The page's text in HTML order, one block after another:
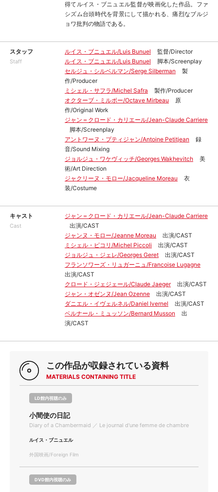
得てルイス・ブニュエル監督が映画化した作品。ファ
シズム台頭時代を背景にして描かれる、痛烈なブルジ
ョワ批判の物語である。
スタッフ
Staff
ルイス・ブニュエル/Luis Bunuel
監督/Director
ルイス・ブニュエル/Luis Bunuel
脚本/Screenplay
セルジュ・シルベルマン/Serge Silberman
製
作/Producer
ミシェル・サフラ/Michel Safra
製作/Producer
オクターブ・ミルボー/Octave Mirbeau
原
作/Original Work
ジャン＝クロード・カリエール/Jean-Claude Carriere
脚本/Screenplay
アントワーヌ・プティジャン/Antoine Petitjean
録
音/Sound Mixing
ジョルジュ・ワケヴィッチ/Georges Wakhevitch
美
術/Art Direction
ジャクリーヌ・モロー/Jacqueline Moreau
衣
装/Costume
キャスト
Cast
ジャン＝クロード・カリエール/Jean-Claude Carriere
出演/CAST
ジャンヌ・モロー/Jeanne Moreau
出演/CAST
ミシェル・ピコリ/Michel Piccoli
出演/CAST
ジョルジュ・ジェレ/Georges Geret
出演/CAST
フランソワーズ・リュガーニュ/Francoise Lugagne
出演/CAST
クロード・ジェジェール/Claude Jaeger
出演/CAST
ジャン・オゼンヌ/Jean Ozenne
出演/CAST
ダニエル・イヴェルネル/Daniel Ivernel
出演/CAST
ベルナール・ミュッソン/Bernard Musson
出
演/CAST
この作品が収録されている資料
MATERIALS CONTAINING TITLE
LD館内視聴のみ
小間使の日記
Diary of a Chambermaid ／ Le journal d'une femme de chambre
ルイス・ブニュエル
外国映画/Foreign Film
DVD館内視聴のみ